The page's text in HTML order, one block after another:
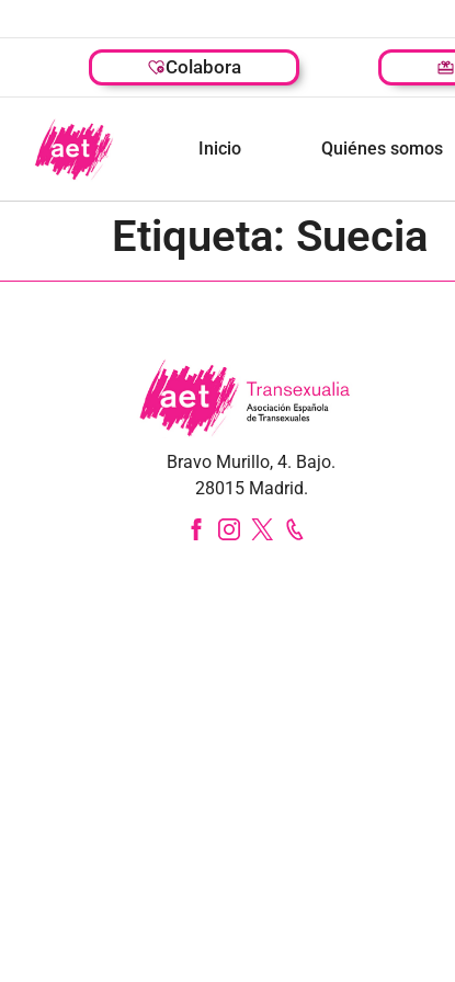
Inicio Quiénes somos
Colabora
Etiqueta: Suecia
Bravo Murillo, 4. Bajo.
28015 Madrid.